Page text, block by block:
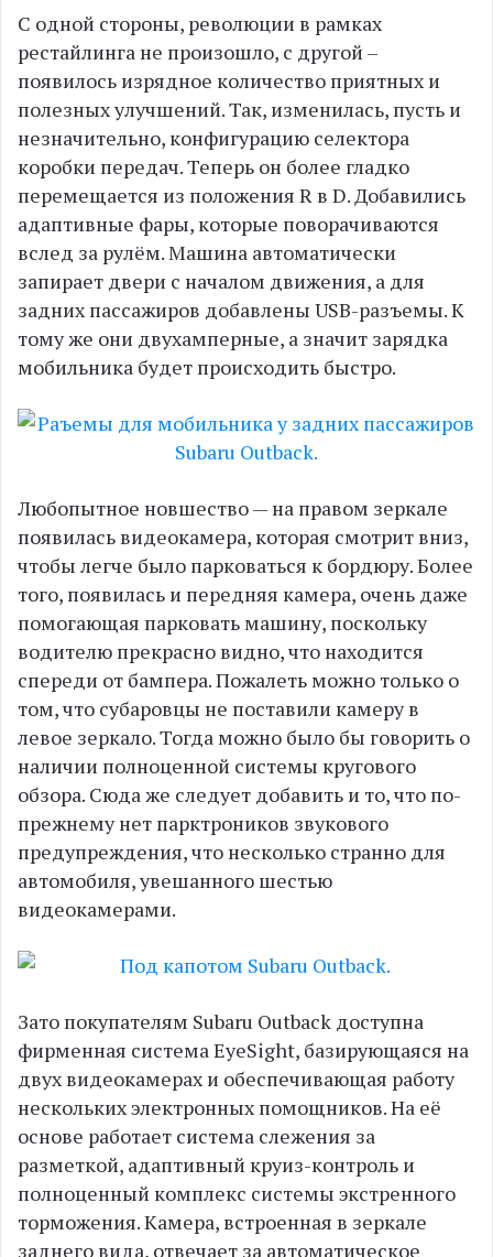
С одной стороны, революции в рамках
рестайлинга не произошло, с другой –
появилось изрядное количество приятных и
полезных улучшений. Так, изменилась, пусть и
незначительно, конфигурацию селектора
коробки передач. Теперь он более гладко
перемещается из положения R в D. Добавились
адаптивные фары, которые поворачиваются
вслед за рулём. Машина автоматически
запирает двери с началом движения, а для
задних пассажиров добавлены USB-разъемы. К
тому же они двухамперные, а значит зарядка
мобильника будет происходить быстро.
Любопытное новшество — на правом зеркале
появилась видеокамера, которая смотрит вниз,
чтобы легче было парковаться к бордюру. Более
того, появилась и передняя камера, очень даже
помогающая парковать машину, поскольку
водителю прекрасно видно, что находится
спереди от бампера. Пожалеть можно только о
том, что субаровцы не поставили камеру в
левое зеркало. Тогда можно было бы говорить о
наличии полноценной системы кругового
обзора. Сюда же следует добавить и то, что по-
прежнему нет парктроников звукового
предупреждения, что несколько странно для
автомобиля, увешанного шестью
видеокамерами.
Зато покупателям Subaru Outback доступна
фирменная система EyeSight, базирующаяся на
двух видеокамерах и обеспечивающая работу
нескольких электронных помощников. На её
основе работает система слежения за
разметкой, адаптивный круиз-контроль и
полноценный комплекс системы экстренного
торможения. Камера, встроенная в зеркале
заднего вида, отвечает за автоматическое